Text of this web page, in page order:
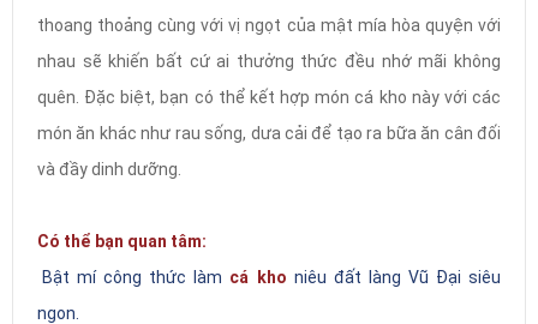
thoang thoảng cùng với vị ngọt của mật mía hòa quyện với
nhau sẽ khiến bất cứ ai thưởng thức đều nhớ mãi không
quên. Đặc biệt, bạn có thể kết hợp món cá kho này với các
món ăn khác như rau sống, dưa cải để tạo ra bữa ăn cân đối
và đầy dinh dưỡng.
Có thể bạn quan tâm:
Bật mí công thức làm cá kho niêu đất làng Vũ Đại siêu
ngon.